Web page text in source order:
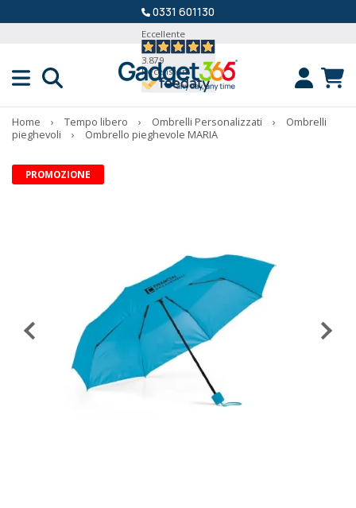
0331 601130
Eccellente
3.879
Recensioni
Home › Tempo libero › Ombrelli Personalizzati ›
Ombrelli
pieghevoli
› Ombrello pieghevole MARIA
PROMOZIONE